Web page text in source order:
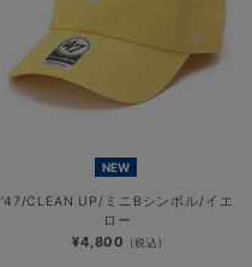
NEW
’47/CLEAN UP/ミニBシンボル/イエ
ロー
¥4,800 (税込)